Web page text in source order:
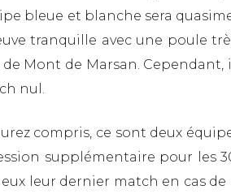
bleue et blanche sera
tranquille avec une poule
de Mont de Marsan.
nul.
compris, ce sont deux
supplémentaire pour les
eux leur dernier match en cas